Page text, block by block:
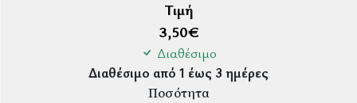
Τιμή
3,50€
Διαθέσιμο
Διαθέσιμο από 1 έως 3 ημέρες
Ποσότητα